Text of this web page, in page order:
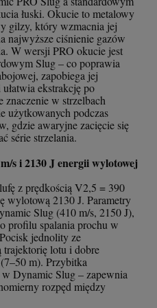
łuski. Okucie to metalowy
gilzy, który wzmacnia jej
najwyższe ciśnienie gazów
W wersji PRO okucie jest
Slug – co poprawia
zapobiega jej
ułatwia ekstrakcję po
znaczenie w strzelbach
użytkowanych podczas
gdzie awaryjne zacięcie się
série strzelania.
s i 2130 J energii wylotowej
z prędkością V2,5 = 390
wylotową 2130 J. Parametry
Slug (410 m/s, 2150 J),
profilu spalania prochu w
jednolity ze
trajektorię lotu i dobre
m). Przybitka
Dynamic Slug – zapewnia
rozpęd między